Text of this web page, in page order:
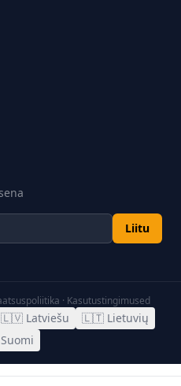
Liitu
· Kasutustingimused
🇱🇻 Latviešu 🇱🇹 Lietuvių
Suomi